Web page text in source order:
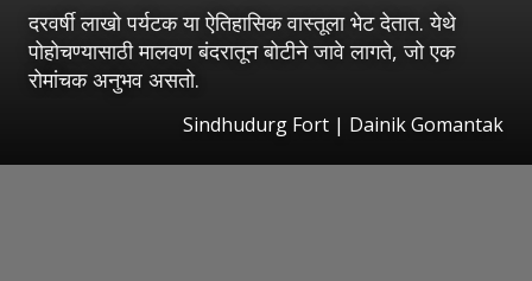
दरवर्षी लाखो पर्यटक या ऐतिहासिक वास्तूला भेट देतात. येथे
पोहोचण्यासाठी मालवण बंदरातून बोटीने जावे लागते, जो एक
रोमांचक अनुभव असतो.
Sindhudurg Fort | Dainik Gomantak